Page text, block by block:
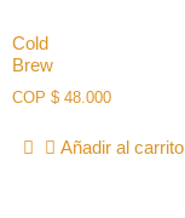
Cold
Brew
COP $ 48.000
Añadir al carrito